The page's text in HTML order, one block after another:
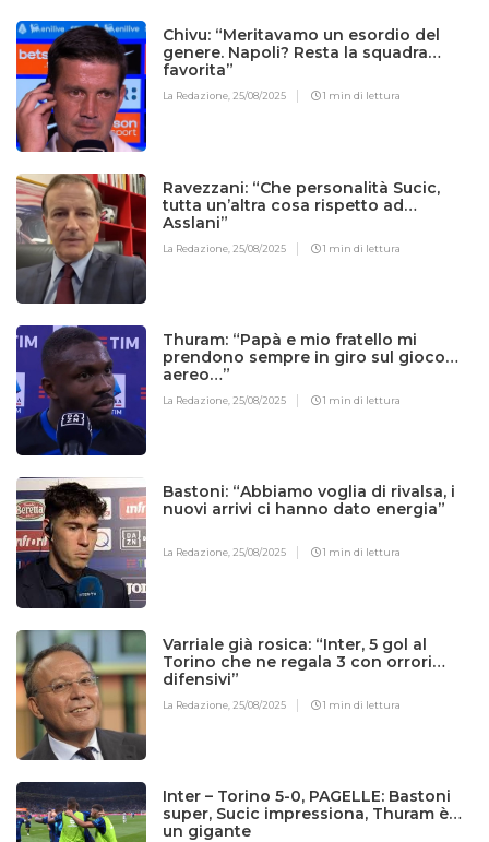
Chivu: “Meritavamo un esordio del
genere. Napoli? Resta la squadra
favorita”
La Redazione,25/08/2025 1 min di lettura
Ravezzani: “Che personalità Sucic,
tutta un’altra cosa rispetto ad
Asslani”
La Redazione, 25/08/2025 1 min di lettura
Thuram: “Papà e mio fratello mi
prendono sempre in giro sul gioco
aereo…”
La Redazione, 25/08/2025 1 min di lettura
Bastoni: “Abbiamo voglia di rivalsa, i
nuovi arrivi ci hanno dato energia”
La Redazione,25/08/2025 1 min di lettura
Varriale già rosica: “Inter, 5 gol al
Torino che ne regala 3 con orrori
difensivi”
La Redazione, 25/08/2025 1 min di lettura
Inter – Torino 5-0, PAGELLE: Bastoni
super, Sucic impressiona, Thuram è
un gigante